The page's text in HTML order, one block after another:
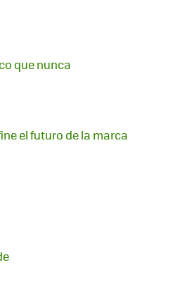
que nunca
el futuro de la marca